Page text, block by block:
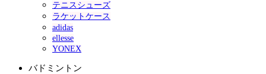
テニスシューズ
ラケットケース
adidas
ellesse
YONEX
バドミントン